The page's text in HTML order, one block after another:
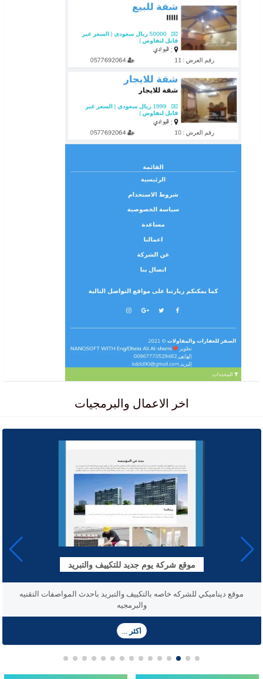
اخر الاعمال والبرمجيات
موقع مستشفي الحمد التخصصي
موقع مستشفي الحمد التخصصي موقع ديناميكي بتصميم جذاب و متجاوب مع
مختلف شاشات العرض مصمم باحدث التقنيات
اكثر ...